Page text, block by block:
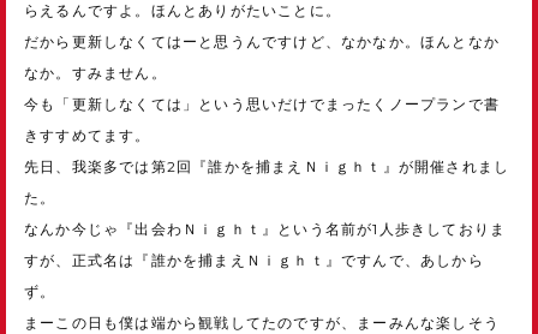
らえるんですよ。ほんとありがたいことに。
だから更新しなくてはーと思うんですけど、なかなか。ほんとなか
なか。すみません。
今も「更新しなくては」という思いだけでまったくノープランで書
きすすめてます。
先日、我楽多では第2回『誰かを捕まえＮｉｇｈｔ』が開催されまし
た。
なんか今じゃ『出会わＮｉｇｈｔ』という名前が1人歩きしておりま
すが、正式名は『誰かを捕まえＮｉｇｈｔ』ですんで、あしから
ず。
まーこの日も僕は端から観戦してたのですが、まーみんな楽しそう